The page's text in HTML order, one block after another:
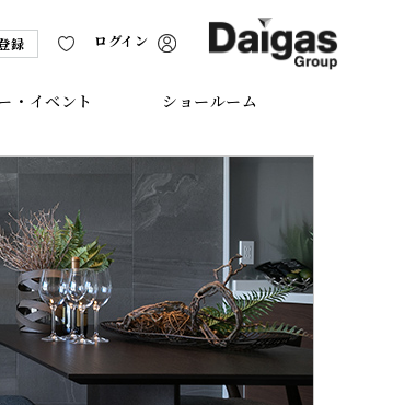
録 ログイン
・イベント ショールーム